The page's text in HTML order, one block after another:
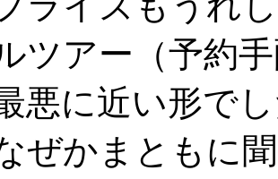
ツアー（予約
悪に近い形で
ぜかまともに